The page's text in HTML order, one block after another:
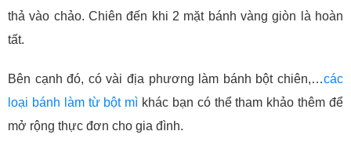
thả vào chảo. Chiên đến khi 2 mặt bánh vàng giòn là hoàn
tất.
Bên cạnh đó, có vài địa phương làm bánh bột chiên,…các
loại bánh làm từ bột mì khác bạn có thể tham khảo thêm để
mở rộng thực đơn cho gia đình.